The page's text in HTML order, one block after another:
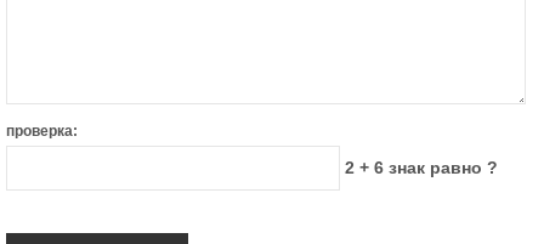
проверка:
2 + 6 знак равно ?